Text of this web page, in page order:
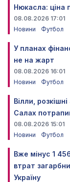
Нюкасла:
08.08.2026 17:01
Новини
Футбол
У планах
не на жарт
08.08.2026 16:01
Новини
Футбол
Вілли,
Салах
08.08.2026 15:01
Новини
Футбол
Вже мінус 1
втрат
Україну